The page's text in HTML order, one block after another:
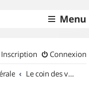
Menu
Connexion
Inscription
Le coin des vidéastes